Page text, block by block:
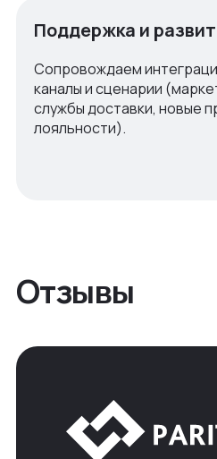
Поддержка и
Сопровождаем
каналы и сценарии
службы доставки, новые
лояльности).
Отзывы